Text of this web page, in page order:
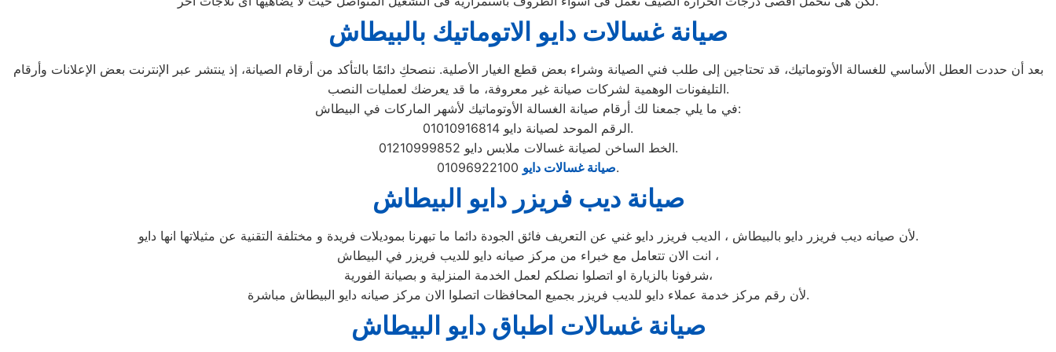
صيانة غسالات دايو الاتوماتيك بالبيطاش
بعد أن حددت العطل الأساسي للغسالة الأوتوماتيك، قد تحتاجين إلى طلب فني الصيانة وشراء بعض قطع الغيار الأصلية. ننصحكِ دائمًا بالتأكد من أرقام الصيانة، إذ ينتشر عبر الإنترنت بعض الإعلانات وأرقام
التليفونات الوهمية لشركات صيانة غير معروفة، ما قد يعرضك لعمليات النصب.
في ما يلي جمعنا لك أرقام صيانة الغسالة الأوتوماتيك لأشهر الماركات في البيطاش:
الرقم الموحد لصيانة دايو 01010916814.
الخط الساخن لصيانة غسالات ملابس دايو 01210999852.
صيانة غسالات دايو01096922100.
صيانة ديب فريزر دايو البيطاش
لأن صيانه ديب فريزر دايو بالبيطاش ، الديب فريزر دايو غني عن التعريف فائق الجودة دائما ما تبهرنا بموديلات فريدة و مختلفة التقنية عن مثيلاتها انها دايو.
انت الان تتعامل مع خبراء من مركز صيانه دايو للديب فريزر في البيطاش ،
شرفونا بالزيارة او اتصلوا نصلكم لعمل الخدمة المنزلية و بصيانة الفورية،
لأن رقم مركز خدمة عملاء دايو للديب فريزر بجميع المحافظات اتصلوا الان مركز صيانه دايو البيطاش مباشرة.
صيانة غسالات اطباق دايو البيطاش